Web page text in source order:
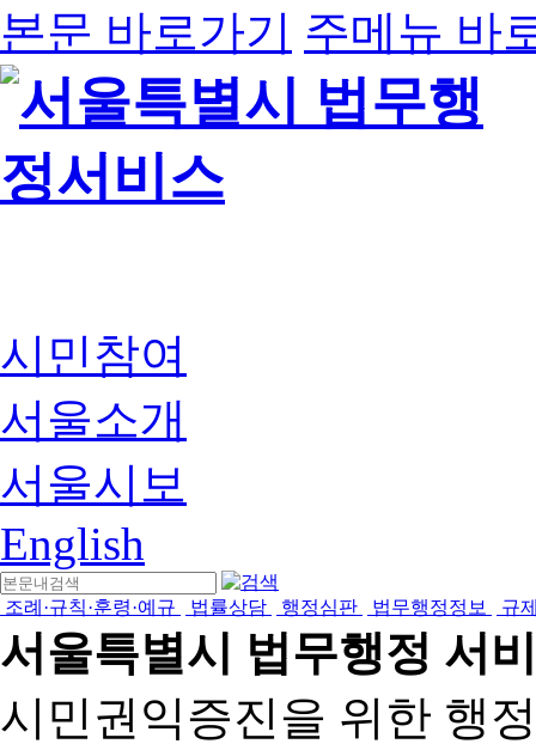
본문 바로가기 주메뉴 바
시민참여
서울소개
서울시보
English
조례·규칙·훈령·예규 법률상담 행정심판 법무행정정보 규
서울특별시 법무행정 서
시민권익증진을 위한 행